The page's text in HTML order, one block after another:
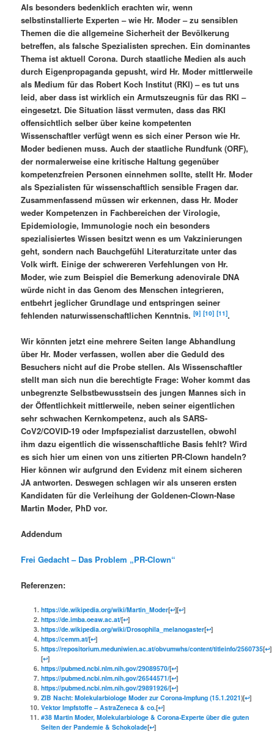
Als besonders bedenklich erachten wir, wenn
selbstinstallierte Experten – wie Hr. Moder – zu sensiblen
Themen die die allgemeine Sicherheit der Bevölkerung
betreffen, als falsche Spezialisten sprechen. Ein dominantes
Thema ist aktuell Corona. Durch staatliche Medien als auch
durch Eigenpropaganda gepusht, wird Hr. Moder mittlerweile
als Medium für das Robert Koch Institut (RKI) – es tut uns
leid, aber dass ist wirklich ein Armutszeugnis für das RKI –
eingesetzt. Die Situation lässt vermuten, dass das RKI
offensichtlich selber über keine kompetenten
Wissenschaftler verfügt wenn es sich einer Person wie Hr.
Moder bedienen muss. Auch der staatliche Rundfunk (ORF),
der normalerweise eine kritische Haltung gegenüber
kompetenzfreien Personen einnehmen sollte, stellt Hr. Moder
als Spezialisten für wissenschaftlich sensible Fragen dar.
Zusammenfassend müssen wir erkennen, dass Hr. Moder
weder Kompetenzen in Fachbereichen der Virologie,
Epidemiologie, Immunologie noch ein besonders
spezialisiertes Wissen besitzt wenn es um Vakzinierungen
geht, sondern nach Bauchgefühl Literaturzitate unter das
Volk wirft. Einige der schwereren Verfehlungen von Hr.
Moder, wie zum Beispiel die Bemerkung adenovirale DNA
würde nicht in das Genom des Menschen integrieren,
entbehrt jeglicher Grundlage und entspringen seiner
fehlenden naturwissenschaftlichen Kenntnis.[9] [10] [11].
Wir könnten jetzt eine mehrere Seiten lange Abhandlung
über Hr. Moder verfassen, wollen aber die Geduld des
Besuchers nicht auf die Probe stellen. Als Wissenschaftler
stellt man sich nun die berechtigte Frage: Woher kommt das
unbegrenzte Selbstbewusstsein des jungen Mannes sich in
der Öffentlichkeit mittlerweile, neben seiner eigentlichen
sehr schwachen Kernkompetenz, auch als SARS-
CoV2/COVID-19 oder Impfspezialist darzustellen, obwohl
ihm dazu eigentlich die wissenschaftliche Basis fehlt? Wird
es sich hier um einen von uns zitierten PR-Clown handeln?
Hier können wir aufgrund den Evidenz mit einem sicheren
JA antworten. Deswegen schlagen wir als unseren ersten
Kandidaten für die Verleihung der Goldenen-Clown-Nase
Martin Moder, PhD vor.
Addendum
Frei Gedacht – Das Problem „PR-Clown“
Referenzen:
https://de.wikipedia.org/wiki/Martin_Moder[↩][↩]
https://de.imba.oeaw.ac.at/[↩]
https://de.wikipedia.org/wiki/Drosophila_melanogaster[↩]
https://cemm.at/[↩]
https://repositorium.meduniwien.ac.at/obvumwhs/content/titleinfo/2560735[↩]
[↩]
https://pubmed.ncbi.nlm.nih.gov/29089570/[↩]
https://pubmed.ncbi.nlm.nih.gov/26544571/[↩]
https://pubmed.ncbi.nlm.nih.gov/29891926/[↩]
ZIB Nacht: Molekularbiologe Moder zur Corona-Impfung (15.1.2021)[↩]
Vektor Impfstoffe – AstraZeneca & co.[↩]
#38 Martin Moder, Molekularbiologe & Corona-Experte über die guten
Seiten der Pandemie & Schokolade[↩]